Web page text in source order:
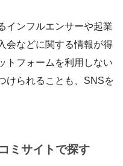
インフルエンサーや起業
会などに関する情報が得
トフォームを利用しない
けられることも、SNSを
ミサイトで探す